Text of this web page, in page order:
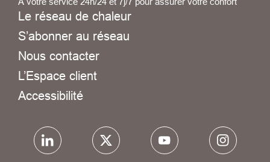
Le réseau de chaleur
S’abonner au réseau
Nous contacter
L’Espace client
Accessibilité